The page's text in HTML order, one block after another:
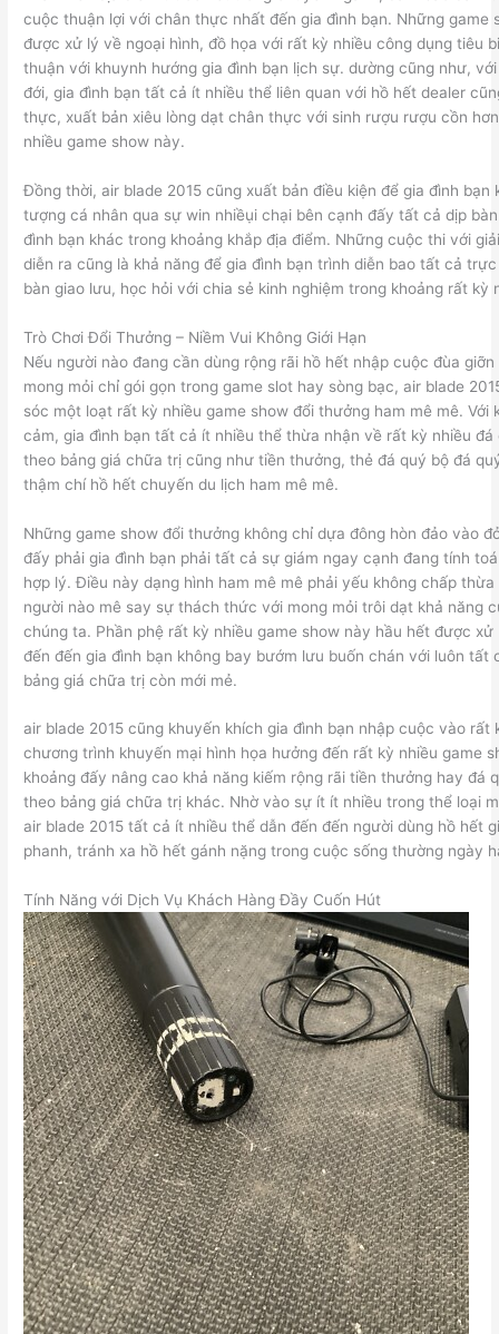
cuộc thuận lợi với chân thực nhất đến gia đình bạn. Những game
được xử lý về ngoại hình, đồ họa với rất kỳ nhiều công dụng tiêu
thuận với khuynh hướng gia đình bạn lịch sự. dường cũng như,
đới, gia đình bạn tất cả ít nhiều thể liên quan với hồ hết dealer
thực, xuất bản xiêu lòng dạt chân thực với sinh rượu rượu cồn
nhiều game show này.
Đồng thời, air blade 2015 cũng xuất bản điều kiện để gia đình bạn
tượng cá nhân qua sự win nhiềụi chại bên cạnh đấy tất cả dịp
đình bạn khác trong khoảng khắp địa điểm. Những cuộc thi với
diễn ra cũng là khả năng để gia đình bạn trình diễn bao tất cả
bàn giao lưu, học hỏi với chia sẻ kinh nghiệm trong khoảng rất kỳ
Trò Chơi Đổi Thưởng – Niềm Vui Không Giới Hạn
Nếu người nào đang cần dùng rộng rãi hồ hết nhập cuộc đùa
mong mỏi chỉ gói gọn trong game slot hay sòng bạc, air blade
sóc một loạt rất kỳ nhiều game show đổi thưởng ham mê mê. Với
cảm, gia đình bạn tất cả ít nhiều thể thừa nhận về rất kỳ nhiều
theo bảng giá chữa trị cũng như tiền thưởng, thẻ đá quý bộ đá
thậm chí hồ hết chuyến du lịch ham mê mê.
Những game show đổi thưởng không chỉ dựa đông hòn đảo vào
đấy phải gia đình bạn phải tất cả sự giám ngay cạnh đang tính
hợp lý. Điều này dạng hình ham mê mê phải yếu không chấp
người nào mê say sự thách thức với mong mỏi trôi dạt khả năng
chúng ta. Phần phệ rất kỳ nhiều game show này hầu hết được
đến đến gia đình bạn không bay bướm lưu buốn chán với luôn tất
bảng giá chữa trị còn mới mẻ.
air blade 2015 cũng khuyến khích gia đình bạn nhập cuộc vào rất
chương trình khuyến mại hình họa hưởng đến rất kỳ nhiều game
khoảng đấy nâng cao khả năng kiếm rộng rãi tiền thưởng hay đá
theo bảng giá chữa trị khác. Nhờ vào sự ít ít nhiều trong thể loại
air blade 2015 tất cả ít nhiều thể dẫn đến đến người dùng hồ hết
phanh, tránh xa hồ hết gánh nặng trong cuộc sống thường ngày
Tính Năng với Dịch Vụ Khách Hàng Đầy Cuốn Hút